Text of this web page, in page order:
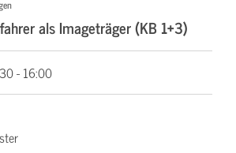
als Imageträger (KB 1+3)
- 16:00